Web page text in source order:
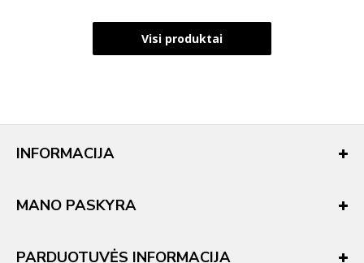
Visi produktai
INFORMACIJA
MANO PASKYRA
PARDUOTUVĖS INFORMACIJA